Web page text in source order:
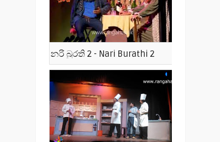
නරි බුරති 2 - Nari Burathi 2